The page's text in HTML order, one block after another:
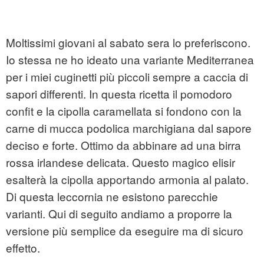
Moltissimi giovani al sabato sera lo preferiscono.
Io stessa ne ho ideato una variante Mediterranea
per i miei cuginetti più piccoli sempre a caccia di
sapori differenti. In questa ricetta il pomodoro
confit e la cipolla caramellata si fondono con la
carne di mucca podolica marchigiana dal sapore
deciso e forte. Ottimo da abbinare ad una birra
rossa irlandese delicata. Questo magico elisir
esalterà la cipolla apportando armonia al palato.
Di questa leccornia ne esistono parecchie
varianti. Qui di seguito andiamo a proporre la
versione più semplice da eseguire ma di sicuro
effetto.